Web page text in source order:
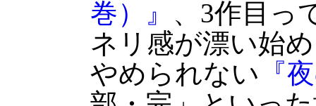
巻）』 、3作目っ
ネリ感が漂い始
やめられない 『